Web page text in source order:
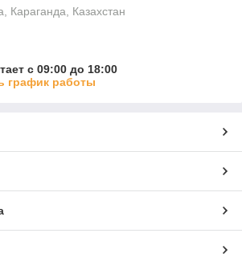
Караганда, Казахстан
с 09:00 до 18:00
график работы